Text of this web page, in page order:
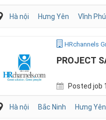
Hà nội Hưng Yên Vĩnh
HRchannels
PROJECT
Posted job
Hà nội Bắc Ninh Hưng Yên